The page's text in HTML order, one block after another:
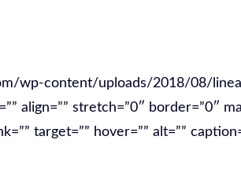
wp-content/uploads/2018/08/
align=”” stretch=”0″ border=”0″
target=”” hover=”” alt=””